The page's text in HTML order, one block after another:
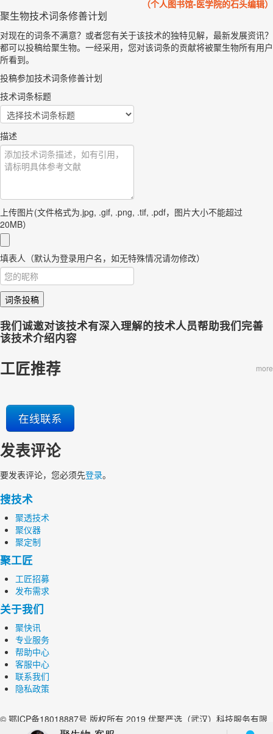
（个人图书馆-医学院的石头编辑）
聚生物技术词条修善计划
对现在的词条不满意？或者您有关于该技术的独特见解，最新发展资讯？
都可以投稿给聚生物。一经采用，您对该词条的贡献将被聚生物所有用户
所看到。
投稿参加技术词条修善计划
技术词条标题
描述
上传图片(文件格式为.jpg, .gif, .png, .tif, .pdf，图片大小不能超过
20MB）
填表人（默认为登录用户名，如无特殊情况请勿修改）
词条投稿
我们诚邀对该技术有深入理解的技术人员帮助我们完善
该技术介绍内容
工匠推荐 more
在线联系
发表评论
要发表评论，您必须先登录。
搜技术
聚透技术
聚仪器
聚定制
聚工匠
工匠招募
发布需求
关于我们
聚快讯
专业服务
帮助中心
客服中心
联系我们
隐私政策
© 鄂ICP备18018887号 版权所有 2019 优聚严选（武汉）科技服务有限